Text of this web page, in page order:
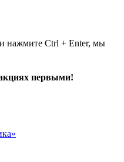
нажмите Ctrl + Enter, мы
первыми!